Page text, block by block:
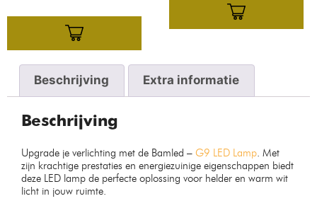
Beschrijving Extra informatie
Beschrijving
Upgrade je verlichting met de Bamled – G9 LED Lamp. Met
zijn krachtige prestaties en energiezuinige eigenschappen biedt
deze LED lamp de perfecte oplossing voor helder en warm wit
licht in jouw ruimte.